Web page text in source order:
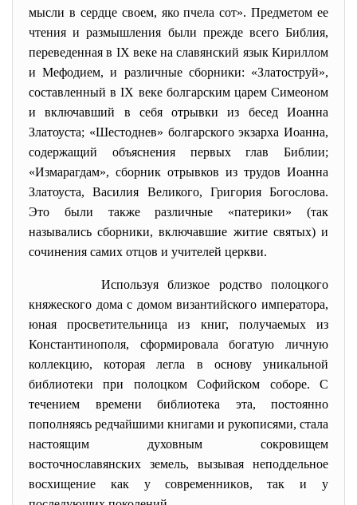
мысли в сердце своем, яко пчела сот». Предметом ее
чтения и размышления были прежде всего Библия,
переведенная в IX веке на славянский язык Кириллом
и Мефодием, и различные сборники: «Златоструй»,
составленный в IX веке болгарским царем Симеоном
и включавший в себя отрывки из бесед Иоанна
Златоуста; «Шестоднев» болгарского экзарха Иоанна,
содержащий объяснения первых глав Библии;
«Измарагдам», сборник отрывков из трудов Иоанна
Златоуста, Василия Великого, Григория Богослова.
Это были также различные «патерики» (так
назывались сборники, включавшие житие святых) и
сочинения самих отцов и учителей церкви.
Используя близкое родство полоцкого
княжеского дома с домом византийского императора,
юная просветительница из книг, получаемых из
Константинополя, сформировала богатую личную
коллекцию, которая легла в основу уникальной
библиотеки при полоцком Софийском соборе. С
течением времени библиотека эта, постоянно
пополняясь редчайшими книгами и рукописями, стала
настоящим духовным сокровищем
восточнославянских земель, вызывая неподдельное
восхищение как у современников, так и у